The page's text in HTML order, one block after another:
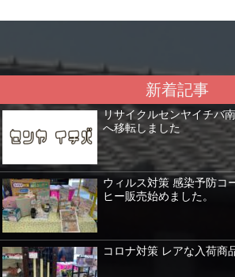
新着記事
リサイクルセンヤイチバ
へ移転しました
ウィルス対策 感染予防コ
ヒー販売始めました。
コロナ対策 レアな入荷商